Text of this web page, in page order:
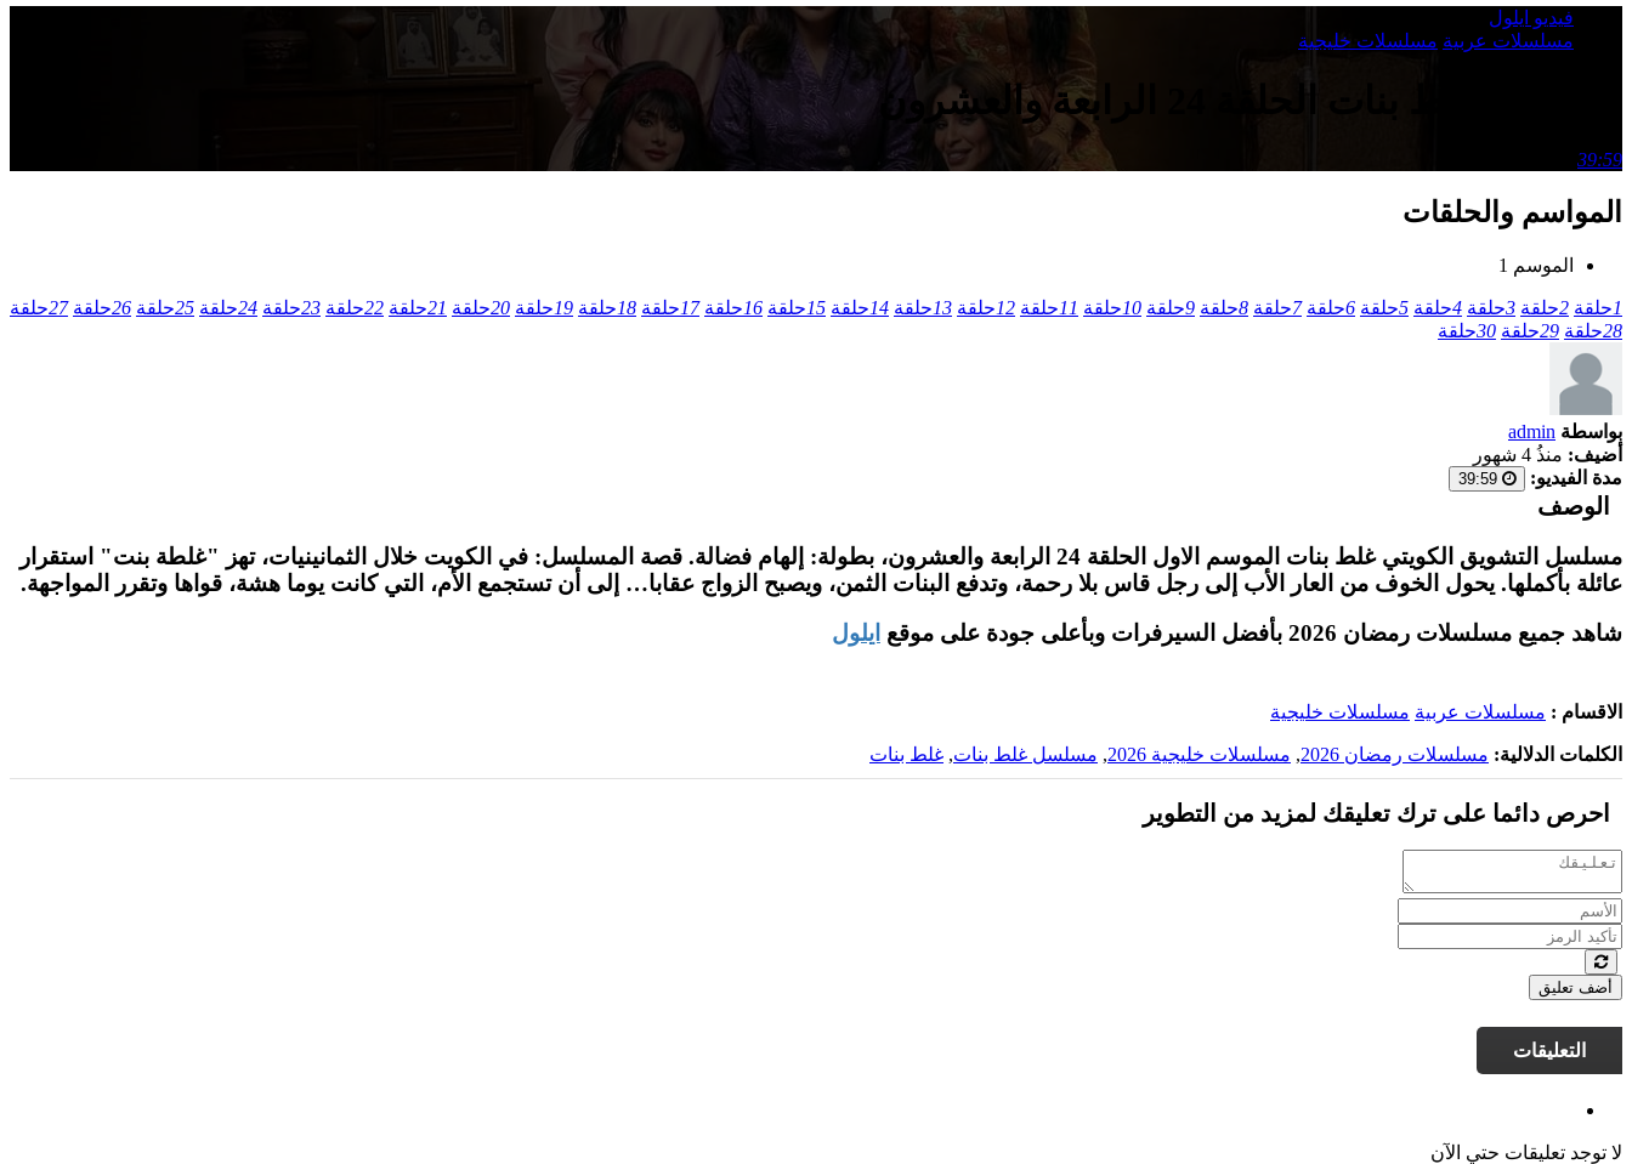
فيديو ايلول
مسلسلات عربية مسلسلات خليجية
39:59
المواسم والحلقات
الموسم 1
1حلقة 2حلقة 3حلقة 4حلقة 5حلقة 6حلقة 7حلقة 8حلقة 9حلقة 10حلقة 11حلقة 12حلقة 13حلقة 14حلقة 15حلقة 16حلقة 17حلقة 18حلقة 19حلقة 20حلقة 21حلقة 22حلقة 23حلقة 24حلقة 25حلقة 26حلقة 27حلقة
28حلقة 29حلقة 30حلقة
بواسطة admin
أضيف: منذُ 4 شهور
مدة الفيديو:
الوصف
مسلسل التشويق الكويتي غلط بنات الموسم الاول الحلقة 24 الرابعة والعشرون، بطولة: إلهام فضالة. قصة المسلسل: في الكويت خلال الثمانينيات، تهز "غلطة بنت" استقرار
عائلة بأكملها. يحول الخوف من العار الأب إلى رجل قاس بلا رحمة، وتدفع البنات الثمن، ويصبح الزواج عقابا… إلى أن تستجمع الأم، التي كانت يوما هشة، قواها وتقرر المواجهة.
شاهد جميع مسلسلات رمضان 2026 بأفضل السيرفرات وبأعلى جودة على موقع
ايلول
الاقسام : مسلسلات عربية مسلسلات خليجية
الكلمات الدلالية: مسلسلات رمضان 2026 , مسلسلات خليجية 2026 , مسلسل غلط بنات, غلط بنات
احرص دائما على ترك تعليقك لمزيد من التطوير
أضف تعليق
التعليقات
لا توجد تعليقات حتي الآن